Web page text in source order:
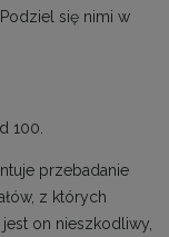
. Podziel się nimi w
100.
przebadanie
z których
on nieszkodliwy,